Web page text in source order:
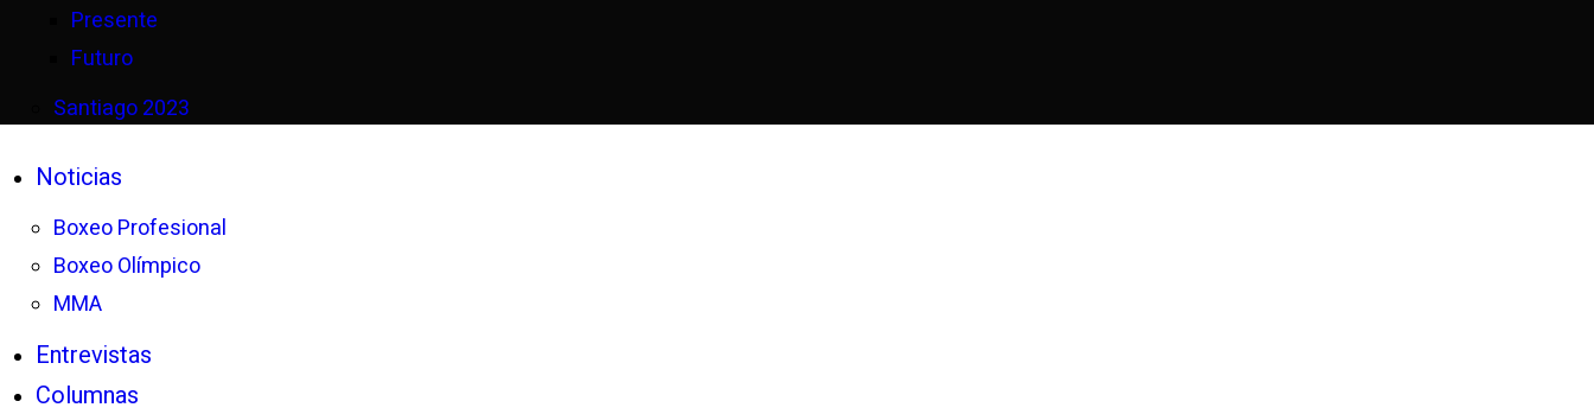
Presente
Futuro
Santiago 2023
Noticias
Boxeo Profesional
Boxeo Olímpico
MMA
Entrevistas
Columnas